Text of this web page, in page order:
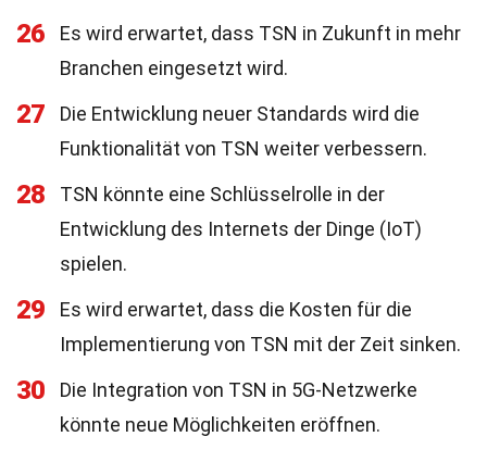
26
Es wird erwartet, dass TSN in Zukunft in mehr
Branchen eingesetzt wird.
27
Die Entwicklung neuer Standards wird die
Funktionalität von TSN weiter verbessern.
28
TSN könnte eine Schlüsselrolle in der
Entwicklung des Internets der Dinge (IoT)
spielen.
29
Es wird erwartet, dass die Kosten für die
Implementierung von TSN mit der Zeit sinken.
30
Die Integration von TSN in 5G-Netzwerke
könnte neue Möglichkeiten eröffnen.